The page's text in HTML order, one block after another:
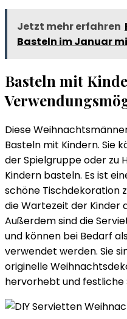
Jetzt mehr erfahren
Basteln im Januar
Basteln mit
Diese
Basteln mit Kindern. Sie
der Spielgruppe oder zu
Kindern basteln. Es ist
schöne Tischdekoration
die Wartezeit der Kinder
Außerdem sind die
und können bei Bedarf
verwendet werden. Sie
originelle
hervorhebt und